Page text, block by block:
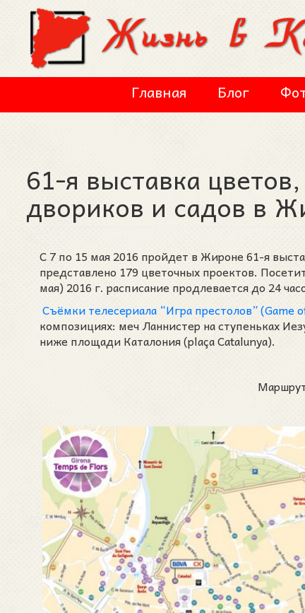
Перейти к основному содержанию
Главная Блог
61-я выставка
двориков и садов в
С 7 по 15 мая 2016 пройдет в Жироне 61-я
представлено 179 цветочных проектов.
мая) 2016 г. расписание продлевается до 24
Съёмки телесериала “Игра престолов” (Game
композициях: меч Ланнистер на ступеньках
ниже площади Каталония (plaça Catalunya).